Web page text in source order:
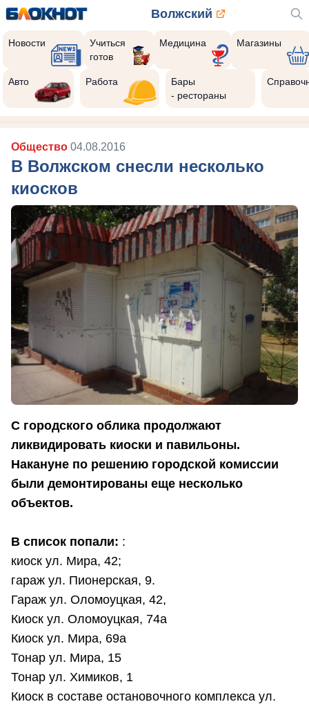
Волжский
Новости
Учиться
готов
Медицина Магазины
Авто Работа
Бары
- рестораны
Общество 04.08.2016
В Волжском снесли несколько
киосков
С городского облика продолжают
ликвидировать киоски и павильоны.
Накануне по решению городской комиссии
были демонтированы еще несколько
объектов.
В список попали: :
киоск ул. Мира, 42;
гараж ул. Пионерская, 9.
Гараж ул. Оломоуцкая, 42,
Киоск ул. Оломоуцкая, 74а
Киоск ул. Мира, 69а
Тонар ул. Мира, 15
Тонар ул. Химиков, 1
Киоск в составе остановочного комплекса ул.